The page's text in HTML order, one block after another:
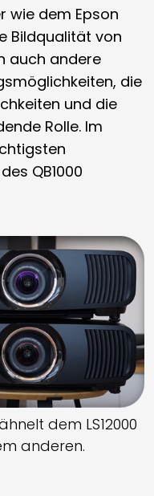
wie dem Epson
Bildqualität von
auch andere
die
und die
Rolle. Im
QB1000
dem LS12000
anderen.